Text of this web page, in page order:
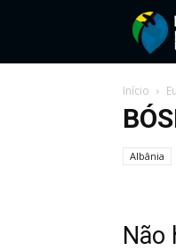
Início
Albânia
Não